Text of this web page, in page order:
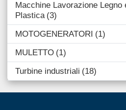
Macchine Lavorazione Legno
Plastica 3
MOTOGENERATORI
1
MULETTO 1
Turbine industriali
18